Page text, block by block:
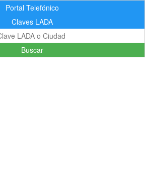
Portal Telefónico
Claves LADA
Buscar